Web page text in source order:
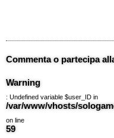
Commenta o partecipa
Warning
: Undefined variable $user_ID in
/var/www/vhosts/
on line
59